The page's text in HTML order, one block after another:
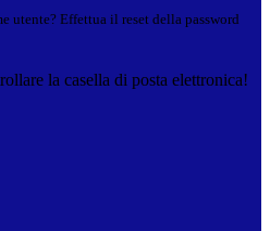
utente? Effettua il reset della password
la casella di posta elettronica!